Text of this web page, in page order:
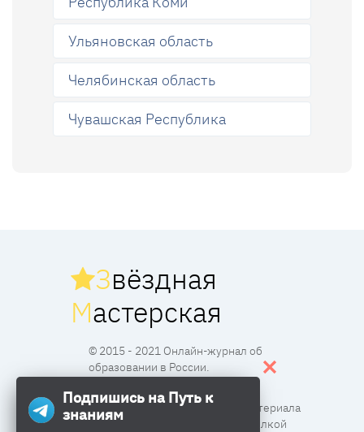
Ульяновская область
Челябинская область
Чувашская Республика
Звёздная
Мастерская
© 2015 - 2021 Онлайн-журнал об
образовании в России.
Все права защищены. Перпечатка материала
разрешена с согласия редакции и ссылкой
Подпишись на Путь к
знаниям